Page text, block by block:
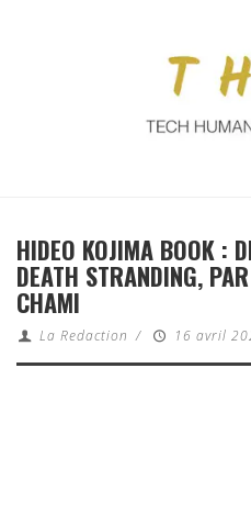
HIDEO KOJIMA BOOK :
DEATH STRANDING,
CHAMI
La Redaction / 16 avril